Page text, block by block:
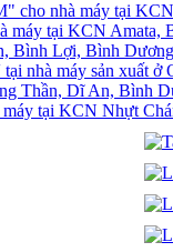
cho nhà máy tại
máy tại KCN Amata,
Bình Lợi, Bình
nhà máy sản xuất ở
Thần, Dĩ An, Bình
máy tại KCN Nhựt